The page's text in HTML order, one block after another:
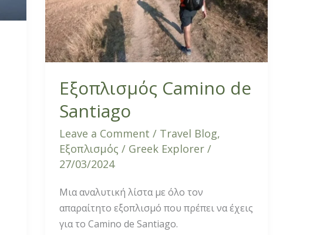
Εξοπλισμός Camino de
Santiago
Leave a Comment / Travel Blog,
Εξοπλισμός / Greek Explorer/
27/03/2024
Mια αναλυτική λίστα με όλο τον
απαραίτητο εξοπλισμό που πρέπει να έχεις
για το Camino de Santiago.